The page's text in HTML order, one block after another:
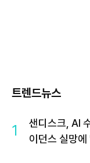
트렌드뉴스
1
샌디스크, AI
이던스 실망